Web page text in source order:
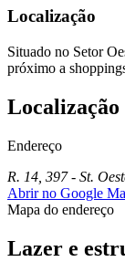
Localização
Situado no Setor
próximo a
Localização
Endereço
R. 14, 397 - St.
Abrir no Google
Mapa do endereço
Lazer e